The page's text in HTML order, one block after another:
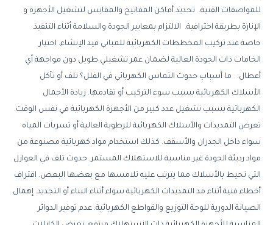
للمواصفات الفنية. تحديد أماكن المفاتيح والمقابس لتشغيل الأجهزة و
الإنارة بطريقة احترافية. الالتزام بمعايير الجودة والسلامة أثناء التنفيذ
خاصة عند تركيب المخططات الكهربائية للمباني قيد الإنشاء. اختيار
الخامات ذات الجودة العالية لضمان عمر تشغيلي طويل دون مواجهة أي
أعطال. ما أسباب حدوث التماس الكهربائي في الفلل؟ تلف أو تآكل
الأسلاك الكهربائية بسبب سوء التركيب أو تقادمها. زيادة الأحمال
الكهربائية بسبب تشغيل عدد كبير من الأجهزة الكهربائية في نفس الوقت.
تعرض التمديدات والأسلاك الكهربائية للرطوبة العالية أو تسربات المياه
سواء داخل الجدران والأسقف. كذلك استخدام مواد كهربائية مصنوعة من
مواد رديئة الجودة غير مناسبة للاستهلاك المستمر. حدوث تلف في العوازل
التي تحيط بالأسلاك مما يترتب عليه تلامسها مع بعضها البعض. اقتراف
أخطاء فنية أثناء مد التمديدات الكهربائية سواء أثناء البناء أو التجديد. إهمال
الصيانة الدورية للوحة التوزيع والقواطع الكهربائية. عدم توفير الدوائر